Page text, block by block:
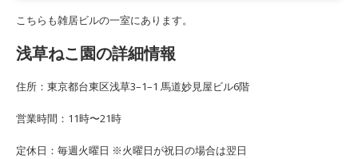
こちらも雑居ビルの一室にあります。
浅草ねこ園の詳細情報
住所：東京都台東区浅草3–1–1 馬道妙見屋ビル6階
営業時間：11時〜21時
定休日：毎週火曜日 ※火曜日が祝日の場合は翌日